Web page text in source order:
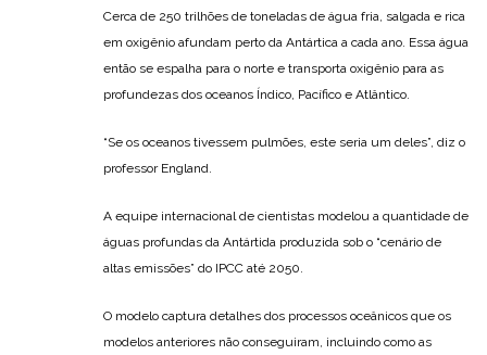
Cerca de 250 trilhões de toneladas de água fria, salgada e rica
em oxigênio afundam perto da Antártica a cada ano. Essa água
então se espalha para o norte e transporta oxigênio para as
profundezas dos oceanos Índico, Pacífico e Atlântico.
“Se os oceanos tivessem pulmões, este seria um deles”, diz o
professor England.
A equipe internacional de cientistas modelou a quantidade de
águas profundas da Antártida produzida sob o “cenário de
altas emissões” do IPCC até 2050.
O modelo captura detalhes dos processos oceânicos que os
modelos anteriores não conseguiram, incluindo como as